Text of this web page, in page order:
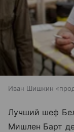
Иван Шишкин
Лучший шеф
Мишлен Барт